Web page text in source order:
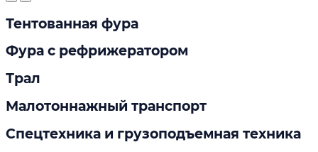
Тентованная фура
Фура с рефрижератором
Трал
Малотоннажный транспорт
Спецтехника и грузоподъемная техника